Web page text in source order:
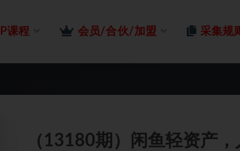
课程 会员/合伙/加盟 采集规
（13180期）闲鱼轻资产